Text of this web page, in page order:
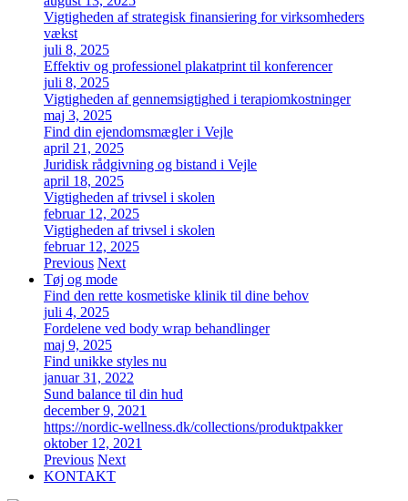
Vigtigheden af strategisk finansiering for virksomheders
vækst
juli 8, 2025
Effektiv og professionel plakatprint til konferencer
juli 8, 2025
Vigtigheden af gennemsigtighed i terapiomkostninger
maj 3, 2025
Find din ejendomsmægler i Vejle
april 21, 2025
Juridisk rådgivning og bistand i Vejle
april 18, 2025
Vigtigheden af trivsel i skolen
februar 12, 2025
Vigtigheden af trivsel i skolen
februar 12, 2025
Previous Next
Tøj og mode
Find den rette kosmetiske klinik til dine behov
juli 4, 2025
Fordelene ved body wrap behandlinger
maj 9, 2025
Find unikke styles nu
januar 31, 2022
Sund balance til din hud
december 9, 2021
https://nordic-wellness.dk/collections/produktpakker
oktober 12, 2021
Previous Next
KONTAKT